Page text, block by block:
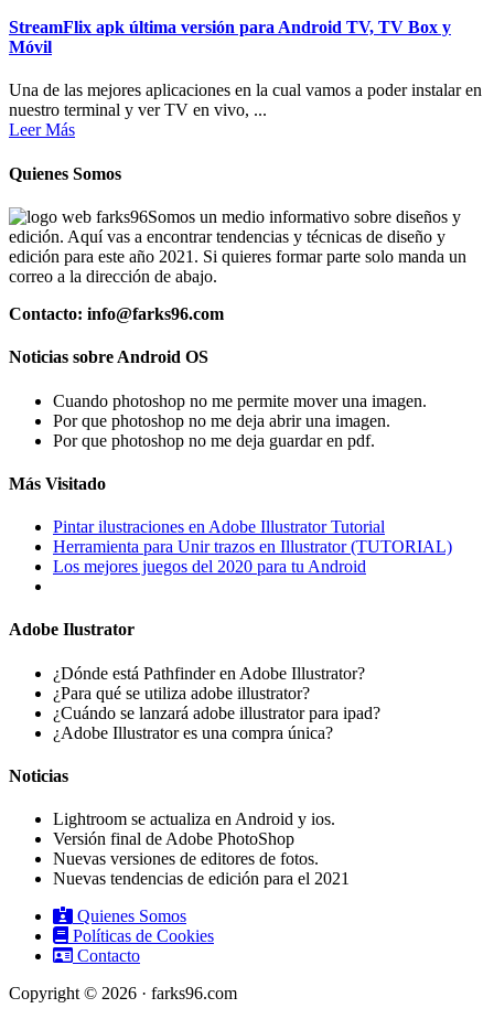
StreamFlix apk última versión para Android TV, TV Box y
Móvil
Una de las mejores aplicaciones en la cual vamos a poder instalar en
nuestro terminal y ver TV en vivo, ...
Leer Más
Quienes Somos
Somos un medio informativo sobre diseños y
edición. Aquí vas a encontrar tendencias y técnicas de diseño y
edición para este año 2021. Si quieres formar parte solo manda un
correo a la dirección de abajo.
Contacto: info@farks96.com
Noticias sobre Android OS
Cuando photoshop no me permite mover una imagen.
Por que photoshop no me deja abrir una imagen.
Por que photoshop no me deja guardar en pdf.
Más Visitado
Pintar ilustraciones en Adobe Illustrator Tutorial
Herramienta para Unir trazos en Illustrator (TUTORIAL)
Los mejores juegos del 2020 para tu Android
Adobe Ilustrator
¿Dónde está Pathfinder en Adobe Illustrator?
¿Para qué se utiliza adobe illustrator?
¿Cuándo se lanzará adobe illustrator para ipad?
¿Adobe Illustrator es una compra única?
Noticias
Lightroom se actualiza en Android y ios.
Versión final de Adobe PhotoShop
Nuevas versiones de editores de fotos.
Nuevas tendencias de edición para el 2021
Quienes Somos
Políticas de Cookies
Contacto
Copyright © 2026 · farks96.com